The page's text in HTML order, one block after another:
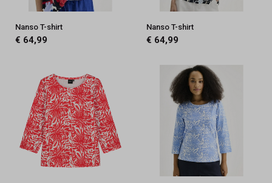
Nanso T-shirt
€ 64,99
Nanso T-shirt
€ 64,99